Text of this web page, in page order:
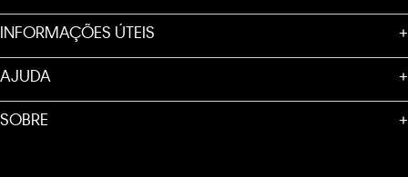
INFORMAÇÕES ÚTEIS +
AJUDA +
SOBRE +